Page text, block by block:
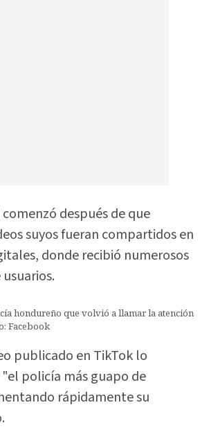
después de que
suyos fueran compartidos en
donde recibió numerosos
hondureño que volvió a llamar la atención
Facebook
publicado en TikTok lo
policía más guapo de
rápidamente su